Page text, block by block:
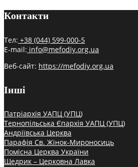
Контакти
Тел: +38 (044) 599-000-5
E-mail: info@mefodiy.org.ua
Веб-сайт: https://mefodiy.org.ua
Інші
Патріархія УАПЦ (УПЦ)
Тернопільська Єпархія УАПЦ (УПЦ)
Андріївська Церква
Парафія Св. Жінок-Мироносиць
Помісна Церква України
Щедрик – Церковна Лавка